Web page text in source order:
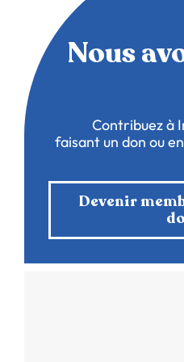
Nous
Contribuez à
faisant un don ou
Devenir